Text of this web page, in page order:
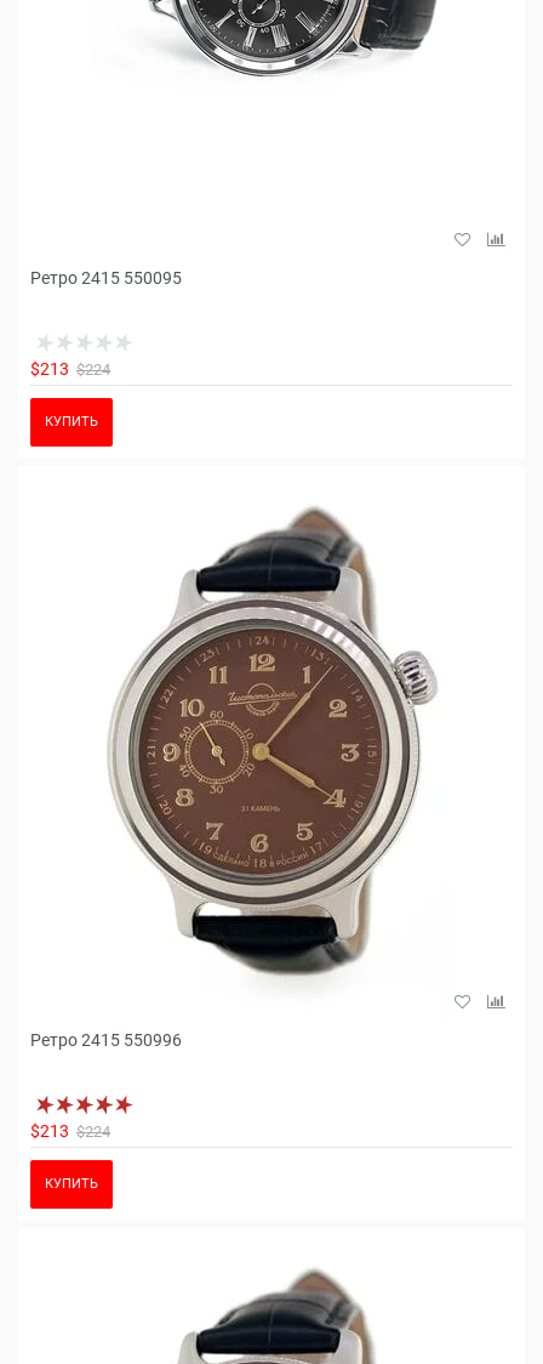
Ретро 2415 550095
$213 $224
КУПИТЬ
Ретро 2415 550996
$213 $224
КУПИТЬ